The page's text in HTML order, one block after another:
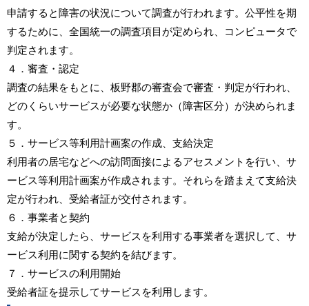
申請すると障害の状況について調査が行われます。公平性を期
するために、全国統一の調査項目が定められ、コンピュータで
判定されます。
４．審査・認定
調査の結果をもとに、板野郡の審査会で審査・判定が行われ、
どのくらいサービスが必要な状態か（障害区分）が決められま
す。
５．サービス等利用計画案の作成、支給決定
利用者の居宅などへの訪問面接によるアセスメントを行い、サ
ービス等利用計画案が作成されます。それらを踏まえて支給決
定が行われ、受給者証が交付されます。
６．事業者と契約
支給が決定したら、サービスを利用する事業者を選択して、サ
ービス利用に関する契約を結びます。
７．サービスの利用開始
受給者証を提示してサービスを利用します。